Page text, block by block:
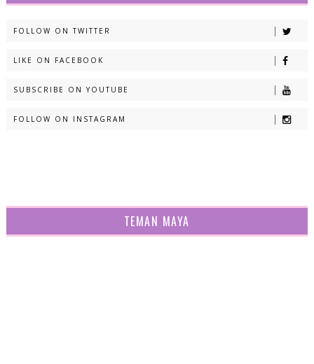
FOLLOW ON TWITTER
LIKE ON FACEBOOK
SUBSCRIBE ON YOUTUBE
FOLLOW ON INSTAGRAM
TEMAN MAYA